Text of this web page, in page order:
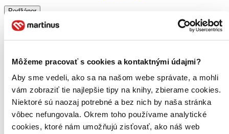
Môžeme pracovať s cookies a kontaktnými údajmi?
Aby sme vedeli, ako sa na našom webe správate, a mohli
vám zobraziť tie najlepšie tipy na knihy, zbierame cookies.
Niektoré sú naozaj potrebné a bez nich by naša stránka
vôbec nefungovala. Okrem toho používame analytické
cookies, ktoré nám umožňujú zisťovať, ako náš web
Podžáner
thrillery (487 titulov)
psychotriller (47 titulov)psychotriller47
horory (21 titulov)horory 21
sci-fi (18 titulov)
dark fantasy (8 titulov) dark fantasy8
dystopický (8 titulov) dystopický8
Ďalšie možnosti